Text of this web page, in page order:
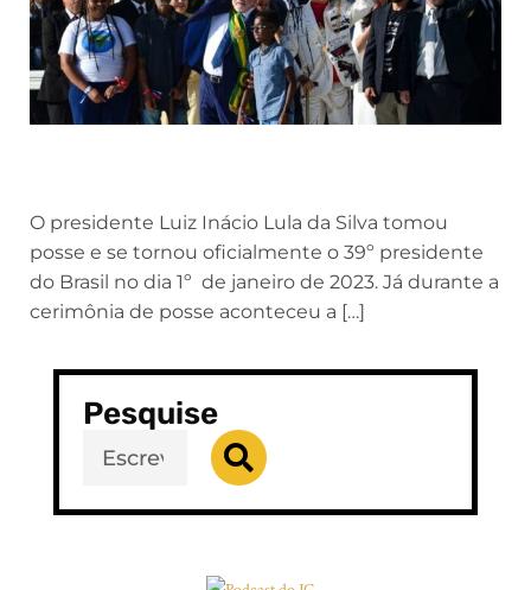
O presidente Luiz Inácio Lula da Silva tomou
posse e se tornou oficialmente o 39º presidente
do Brasil no dia 1º de janeiro de 2023. Já durante a
cerimônia de posse aconteceu a […]
Pesquise